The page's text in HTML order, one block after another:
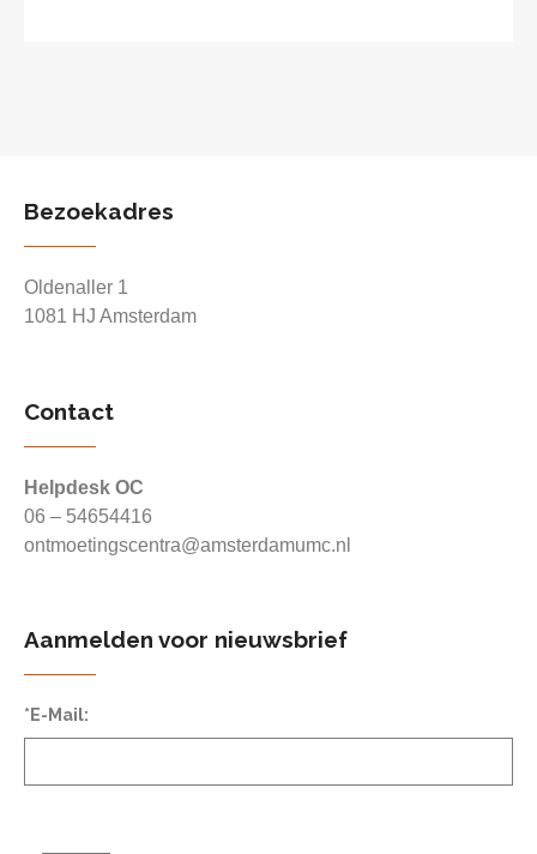
Bezoekadres
Oldenaller 1
1081 HJ Amsterdam
Contact
Helpdesk OC
06 – 54654416
ontmoetingscentra@amsterdamumc.nl
Aanmelden voor nieuwsbrief
*E-Mail: